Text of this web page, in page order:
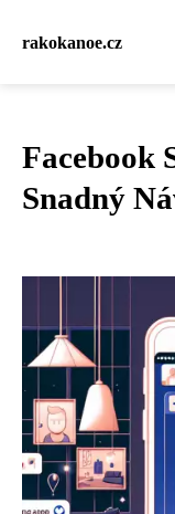
rakokanoe.cz
Facebook
Snadný